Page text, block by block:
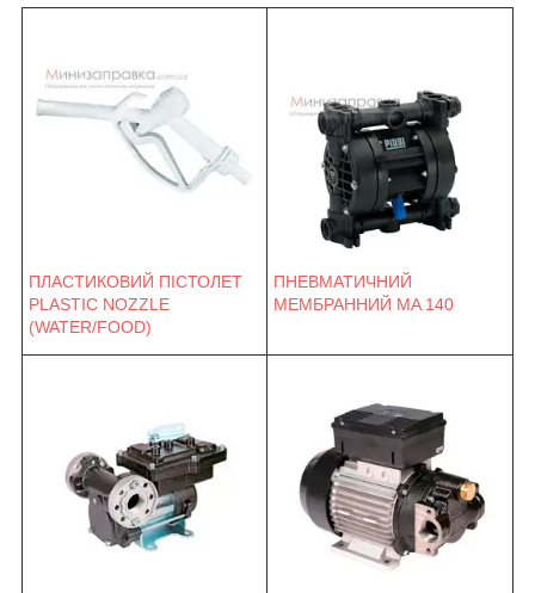
ПЛАСТИКОВИЙ ПІСТОЛЕТ
PLASTIC NOZZLE
(WATER/FOOD)
ПНЕВМАТИЧНИЙ
МЕМБРАННИЙ MA 140